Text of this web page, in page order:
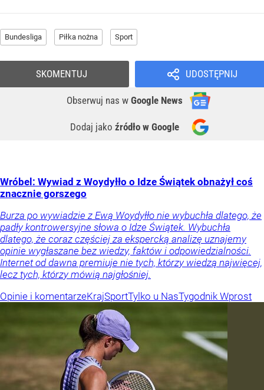
Bundesliga Piłka nożna Sport
UDOSTĘPNIJ
Obserwuj nas w Google News
Dodaj jako źródło w Google
SKOMENTUJ
Wróbel: Wywiad z Woydyłło o Idze Świątek obnażył coś
znacznie gorszego
Burza po wywiadzie z Ewą Woydyłło nie wybuchła dlatego, że
padły kontrowersyjne słowa o Idze Świątek. Wybuchła
dlatego, że coraz częściej za ekspercką analizę uznajemy
opinie wygłaszane bez wiedzy, faktów i odpowiedzialności.
Internet od dawna premiuje nie tych, którzy wiedzą najwięcej,
lecz tych, którzy mówią najgłośniej.
Opinie i komentarzeKrajSportTylko u NasTygodnik Wprost